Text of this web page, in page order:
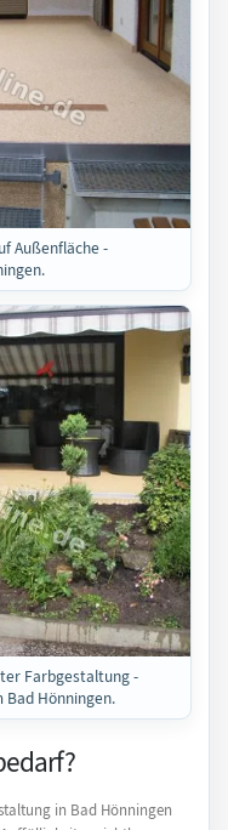
Außenfläche -
Farbgestaltung -
Hönningen.
in Bad Hönningen